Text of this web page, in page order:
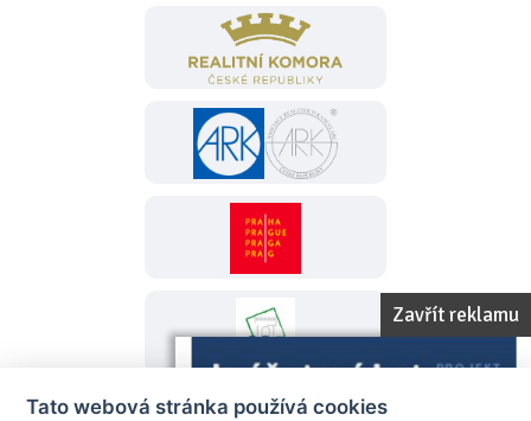
Zavřít reklamu
Tato webová stránka používá cookies